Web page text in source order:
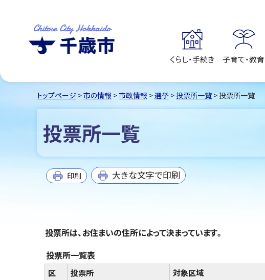
くらし・手続き 子育て・教育
トップページ >市の情報 >市政情報 >選挙 > 投票所一覧 > 投票所一覧
投票所一覧
印刷 大きな文字で印刷
投票所は、お住まいの住所によって決まっています。
投票所一覧表
区 投票所
対象区域